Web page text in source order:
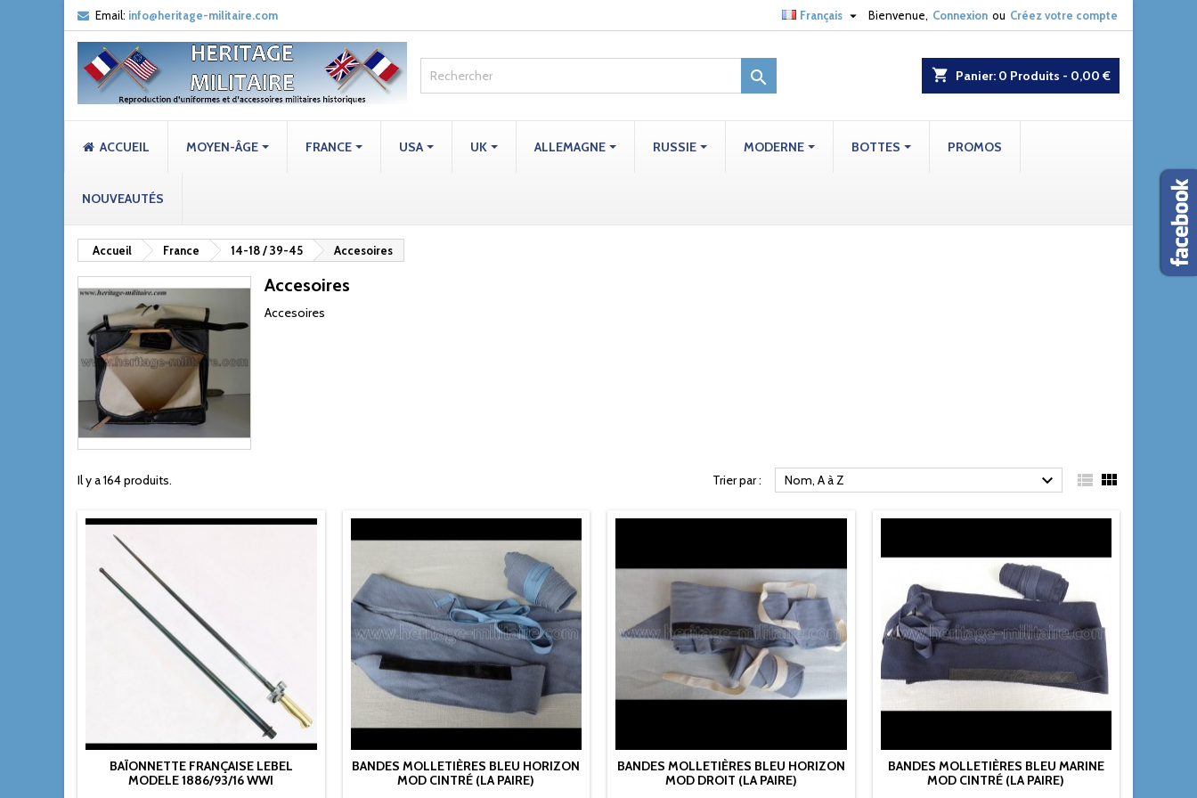
Email: info@heritage-militaire.com Bienvenue, Connexion ou Créez votre compte
Français 
shopping_cart Panier: 0 Produits - 0,00 €

ACCUEIL MOYEN-ÂGE FRANCE USA UK ALLEMAGNE RUSSIE MODERNE BOTTES PROMOS
NOUVEAUTÉS
Accueil France 14-18 / 39-45 Accesoires
Accesoires
Accesoires
Il y a 164 produits. Trier par : Nom, A à Z   
BAÏONNETTE FRANÇAISE LEBEL
MODELE 1886/93/16 WWI
BANDES MOLLETIÈRES BLEU HORIZON
MOD CINTRÉ (LA PAIRE)
BANDES MOLLETIÈRES BLEU HORIZON
MOD DROIT (LA PAIRE)
BANDES MOLLETIÈRES BLEU MARINE
MOD CINTRÉ (LA PAIRE)